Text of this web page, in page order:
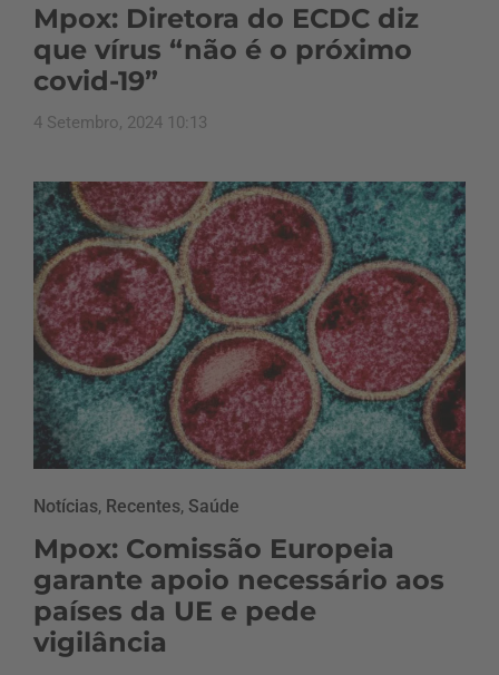
Mpox: Diretora do ECDC diz
que vírus “não é o próximo
covid-19”
4 Setembro, 2024 10:13
Notícias, Recentes, Saúde
Mpox: Comissão Europeia
garante apoio necessário aos
países da UE e pede
vigilância